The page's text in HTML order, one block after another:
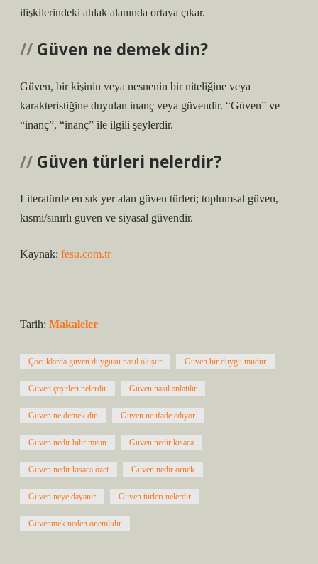
ilişkilerindeki ahlak alanında ortaya çıkar.
Güven ne demek din?
Güven, bir kişinin veya nesnenin bir niteliğine veya
karakteristiğine duyulan inanç veya güvendir. “Güven” ve
“inanç”, “inanç” ile ilgili şeylerdir.
Güven türleri nelerdir?
Literatürde en sık yer alan güven türleri; toplumsal güven,
kısmi/sınırlı güven ve siyasal güvendir.
Kaynak: fesu.com.tr
Tarih: Makaleler
Çocuklarda güven duygusu nasıl oluşur Güven bir duygu mudur
Güven çeşitleri nelerdir Güven nasıl anlatılır
Güven ne demek din Güven ne ifade ediyor
Güven nedir bilir misin Güven nedir kısaca
Güven nedir kısaca özet Güven nedir örnek
Güven neye dayanır Güven türleri nelerdir
Güvenmek neden önemlidir